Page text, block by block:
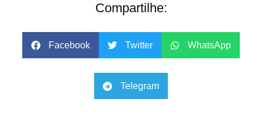
Compartilhe:
Facebook Twitter WhatsApp
Telegram